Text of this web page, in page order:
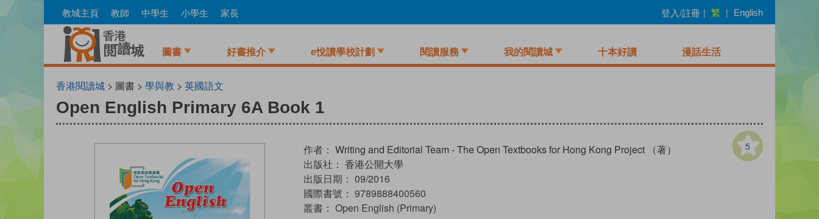
to
教城主頁 教師 中學生 小學生 家長 登入/註冊 | 繁 | English
圖書 好書推介 e悅讀學校計劃 閱讀服務 我的閱讀城 十本好讀 漫話生活
香港閱讀城 > 圖書 > 學與教 > 英國語文
Open English Primary 6A Book 1
5
作者： Writing and Editorial Team - The Open Textbooks for Hong Kong Project （著）
出版社： 香港公開大學
出版日期： 09/2016
國際書號： 9789888400560
叢書： Open English (Primary)